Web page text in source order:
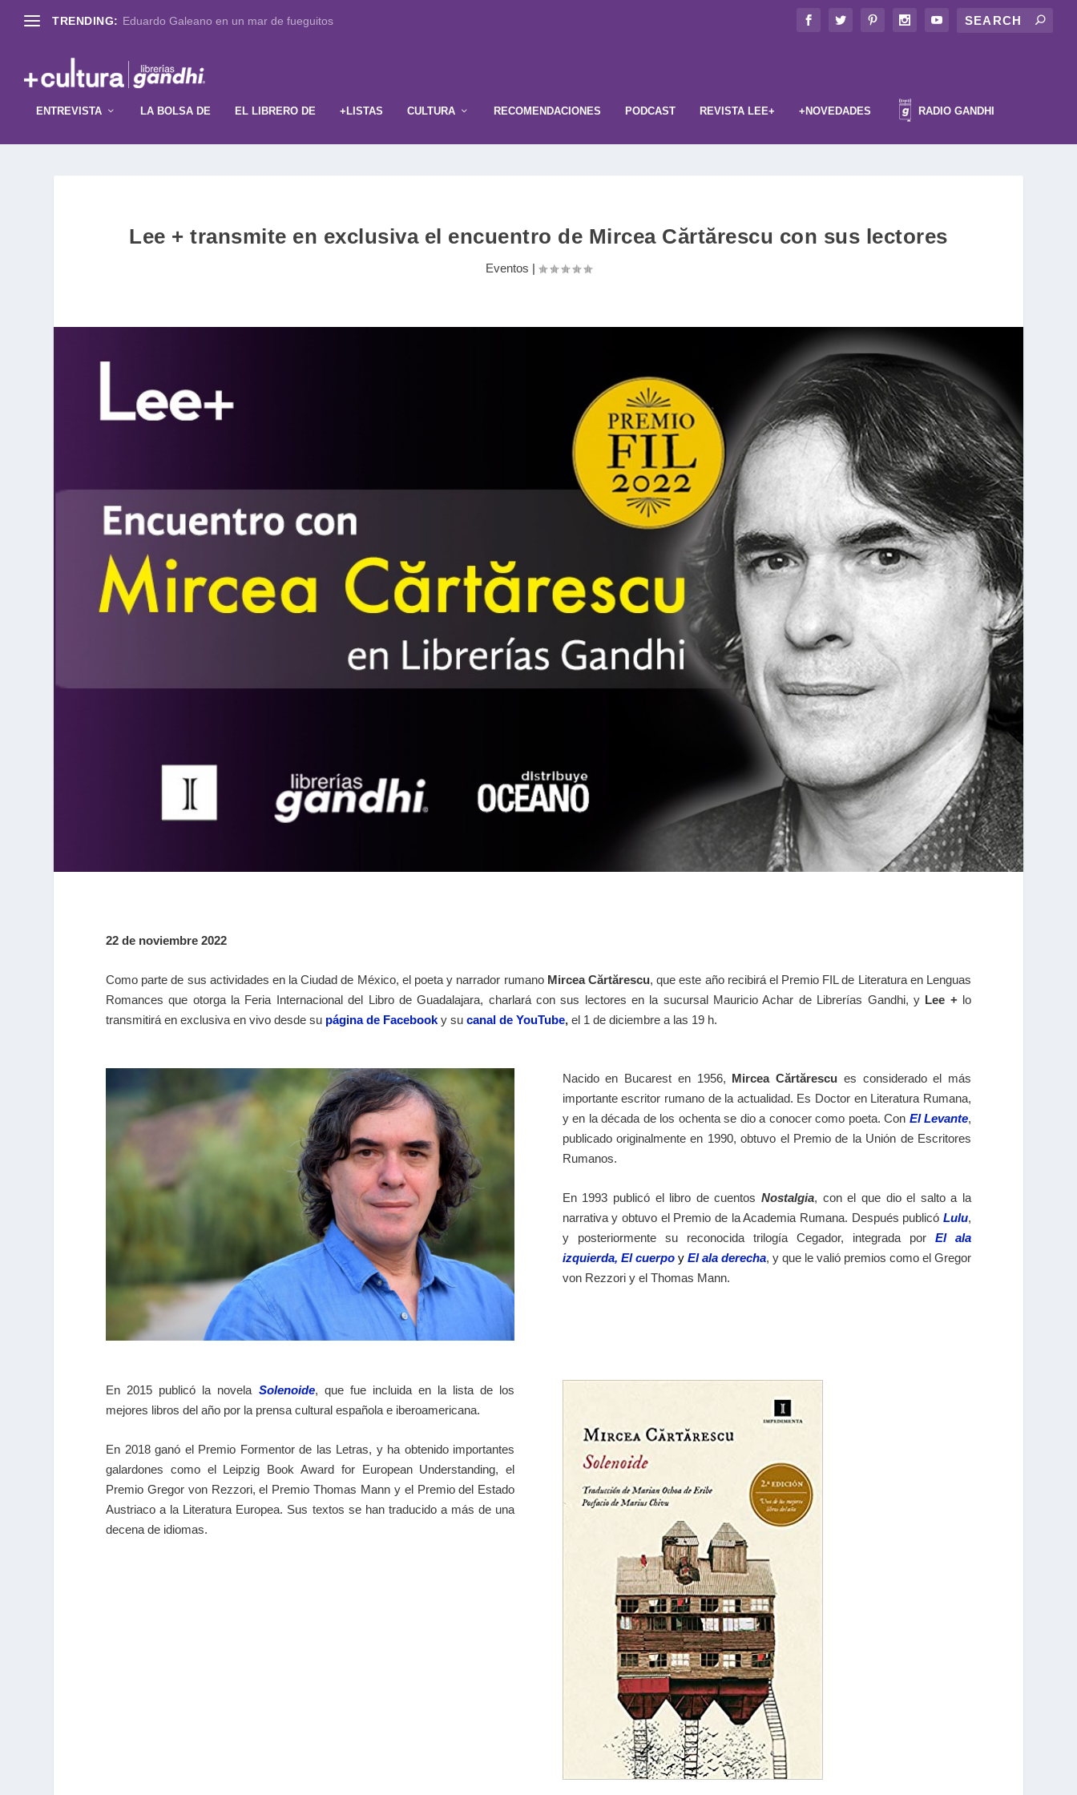
TRENDING: Eduardo Galeano en un mar de fueguitos
ENTREVISTA LA BOLSA DE EL LIBRERO DE +LISTAS CULTURA RECOMENDACIONES PODCAST REVISTA LEE+ +NOVEDADES RADIO GANDHI
Lee + transmite en exclusiva el encuentro de Mircea Cărtărescu con sus lectores
Eventos |
22 de noviembre 2022
Como parte de sus actividades en la Ciudad de México, el poeta y narrador rumano Mircea Cărtărescu, que este año recibirá el Premio FIL de Literatura en Lenguas
Romances que otorga la Feria Internacional del Libro de Guadalajara, charlará con sus lectores en la sucursal Mauricio Achar de Librerías Gandhi, yLee +lo
transmitirá en exclusiva en vivo desde su página de Facebook y su canal de YouTube, el 1 de diciembre a las 19 h.
Nacido en Bucarest en 1956, Mircea Cărtărescu es considerado el más
importante escritor rumano de la actualidad. Es Doctor en Literatura Rumana,
y en la década de los ochenta se dio a conocer como poeta. Con El Levante,
publicado originalmente en 1990, obtuvo el Premio de la Unión de Escritores
Rumanos.
En 1993 publicó el libro de cuentosNostalgia, con el que dio el salto a la
narrativa y obtuvo el Premio de la Academia Rumana. Después publicó Lulu,
y posteriormente su reconocida trilogía Cegador, integrada por El ala
izquierda, El cuerpo y El ala derecha, y que le valió premios como el Gregor
von Rezzori y el Thomas Mann.
En 2015 publicó la novela Solenoide, que fue incluida en la lista de los
mejores libros del año por la prensa cultural española e iberoamericana.
En 2018 ganó el Premio Formentor de las Letras, y ha obtenido importantes
galardones como el Leipzig Book Award for European Understanding, el
Premio Gregor von Rezzori, el Premio Thomas Mann y el Premio del Estado
Austriaco a la Literatura Europea. Sus textos se han traducido a más de una
decena de idiomas.